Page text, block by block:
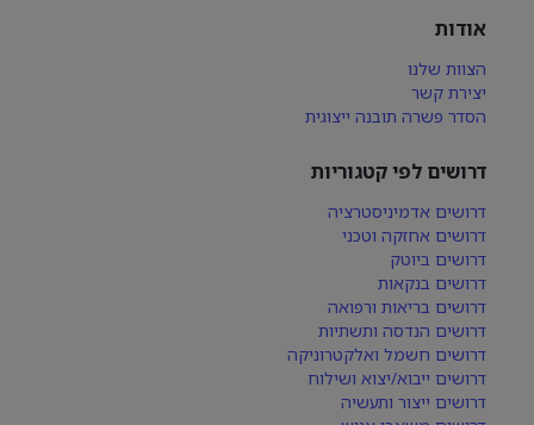
אודות
הצוות שלנו
יצירת קשר
הסדר פשרה תובנה ייצוגית
דרושים לפי קטגוריות
דרושים אדמיניסטרציה
דרושים אחזקה וטכני
דרושים ביוטק
דרושים בנקאות
דרושים בריאות ורפואה
דרושים הנדסה ותשתיות
דרושים חשמל ואלקטרוניקה
דרושים ייבוא/יצוא ושילוח
דרושים ייצור ותעשיה